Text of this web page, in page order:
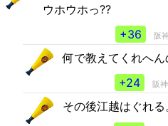
ウホウホっ??
+36
阪
何で教えてくれへん
+24
阪神
その後江越はぐれる